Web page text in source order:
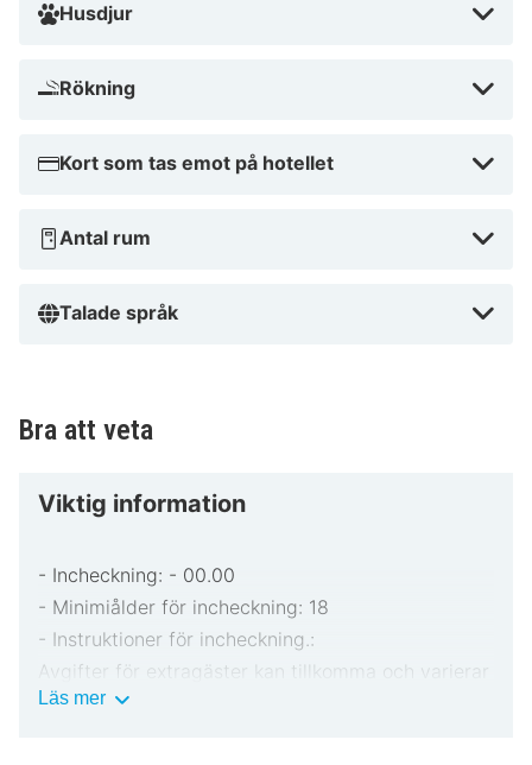
Husdjur
Rökning
Kort som tas emot på hotellet
Antal rum
Talade språk
Bra att veta
Viktig information
- Incheckning: - 00.00
- Minimiålder för incheckning: 18
- Instruktioner för incheckning.:
Avgifter för extragäster kan tillkomma och varierar
i enlighet med boendets policy.
Läs merViktig